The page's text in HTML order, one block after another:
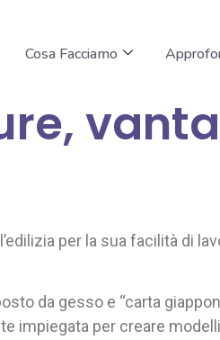
Cosa Facciamo
per la sua facilità di
da gesso e “carta
impiegata per creare